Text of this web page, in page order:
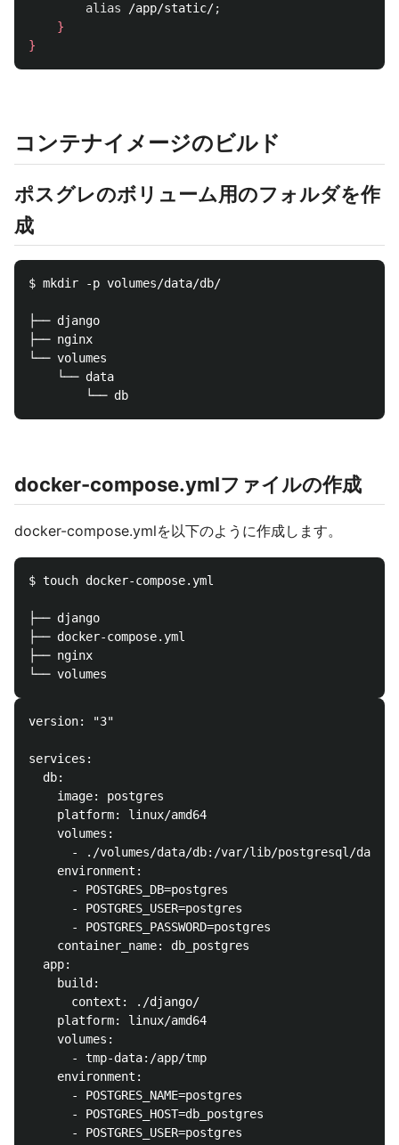
alias /app/static/;
}
}
コンテナイメージのビルド
ポスグレのボリューム用のフォルダを作
成
$ mkdir -p volumes/data/db/
├── django
├── nginx
└── volumes
    └── data
docker-compose.ymlファイルの作成
docker-compose.ymlを以下のように作成します。
$ touch docker-compose.yml
├── django
├── docker-compose.yml
├── nginx
version: "3"
services:
  db:
    image: postgres
    platform: linux/amd64
    volumes:
      - ./volumes/data/db:/var/lib/postgresql/data
    environment:
      - POSTGRES_DB=postgres
      - POSTGRES_USER=postgres
      - POSTGRES_PASSWORD=postgres
    container_name: db_postgres
  app:
    build:
      context: ./django/
    platform: linux/amd64
    volumes:
      - tmp-data:/app/tmp
    environment:
      - POSTGRES_NAME=postgres
      - POSTGRES_HOST=db_postgres
      - POSTGRES_USER=postgres